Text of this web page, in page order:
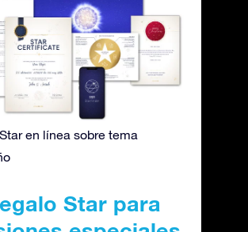
en línea sobre tema
Star para